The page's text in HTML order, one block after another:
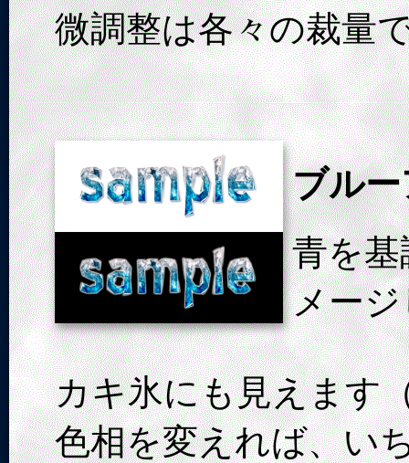
微調整は各々の裁量
ブル
青を
メー
カキ氷にも見えます
色相を変えれば、い